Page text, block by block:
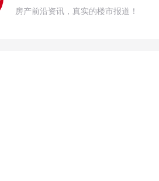
房产前沿资讯，真实的楼市报道！